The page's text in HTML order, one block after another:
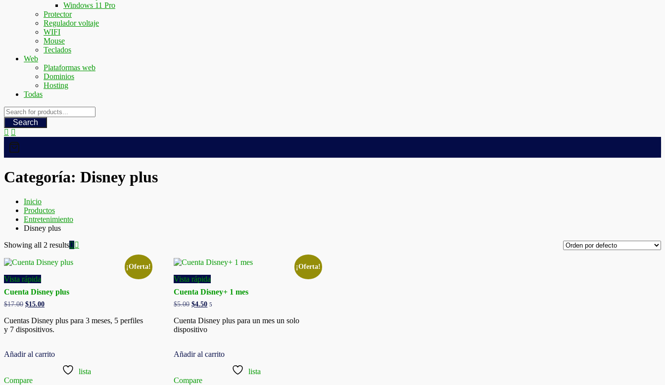
Windows 11 Pro
Protector
Regulador voltaje
WIFI
Mouse
Teclados
Web
Plataformas web
Dominios
Hosting
Todas
Search
Categoría: Disney plus
Inicio
Productos
Entretenimiento
Disney plus
Showing all 2 results
¡Oferta!
Vista rápida
Cuenta Disney plus
$17.00 Original
was:
$17.00.
$15.00Current
is:
$15.00.
Cuentas Disney plus para 3 meses, 5 perfiles
y 7 dispositivos.
Añadir al carrito
lista
Compare
¡Oferta!
Vista rápida
Cuenta Disney+ 1 mes
$5.00 Original
was:
$5.00.
$4.50Current
is:
5
Cuenta Disney plus para un mes un solo
dispositivo
Añadir al carrito
lista
Compare